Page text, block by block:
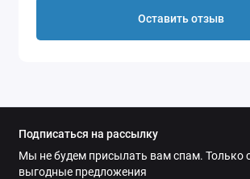
Оставить отзыв
Подписаться на рассылку
Мы не будем присылать вам спам. Только
выгодные предложения